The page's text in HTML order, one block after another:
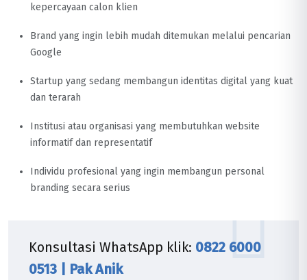
kepercayaan calon klien
Brand yang ingin lebih mudah ditemukan melalui pencarian
Google
Startup yang sedang membangun identitas digital yang kuat
dan terarah
Institusi atau organisasi yang membutuhkan website
informatif dan representatif
Individu profesional yang ingin membangun personal
branding secara serius
Konsultasi WhatsApp klik: 0822 6000
0513 | Pak Anik